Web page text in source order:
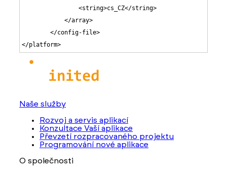
                <string>cs_CZ</string>
            </array>
        </config-file>
</platform>
Naše služby
Rozvoj a servis aplikací
Konzultace Vaší aplikace
Převzetí rozpracovaného projektu
Programování nové aplikace
O společnosti